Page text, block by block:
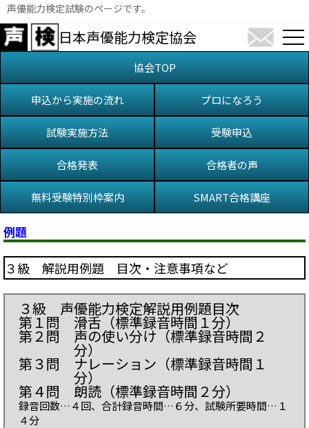
声優能力検定試験のページです。
日本声優能力検定協会
協会TOP
申込から実施の流れ プロになろう
試験実施方法 受験申込
合格発表 合格者の声
無料受験特別枠案内 SMART合格講座
例題
３級 解説用例題 目次・注意事項など
３級 声優能力検定解説用例題目次
第１問 滑舌（標準録音時間１分）
第２問 声の使い分け（標準録音時間２
分）
第３問 ナレーション（標準録音時間１
分）
第４問 朗読（標準録音時間２分）
録音回数…４回、合計録音時間…６分、試験所要時間…１
４分